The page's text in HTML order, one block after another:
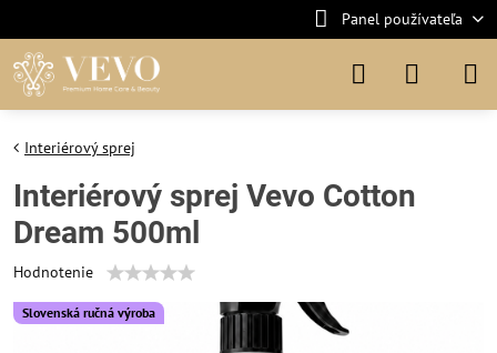
Panel používateľa
Slovenská ručná výroba
Interiérový sprej
Interiérový sprej Vevo Cotton
Dream 500ml
Hodnotenie